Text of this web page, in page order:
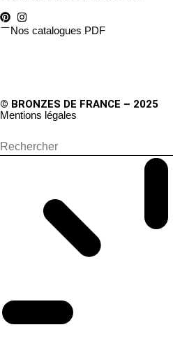
Nos catalogues PDF
© BRONZES DE FRANCE – 2025
Mentions légales